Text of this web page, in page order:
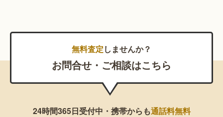
無料査定しませんか？
お問合せ・ご相談はこちら
24時間365日受付中・携帯からも通話料無料